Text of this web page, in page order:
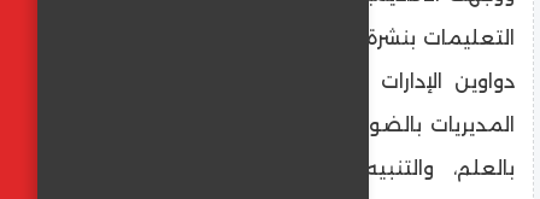
التعليمات بنشرة دورية بديوان المديرية وجميع
دواوين الإدارات والمدارس الواقعة في نطاق
المديريات بالضوابط والإجراءات، والتوقيع عليها
بالعلم، والتنبيه عليهم بالالتزام بالمواعيد